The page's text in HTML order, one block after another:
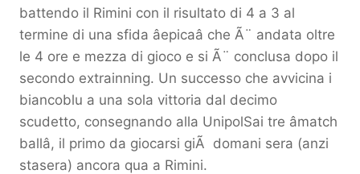
battendo il Rimini con il risultato di 4 a 3 al
termine di una sfida âepicaâ che Ã¨ andata oltre
le 4 ore e mezza di gioco e si Ã¨ conclusa dopo il
secondo extrainning. Un successo che avvicina i
biancoblu a una sola vittoria dal decimo
scudetto, consegnando alla UnipolSai tre âmatch
ballâ, il primo da giocarsi giÃ domani sera (anzi
stasera) ancora qua a Rimini.